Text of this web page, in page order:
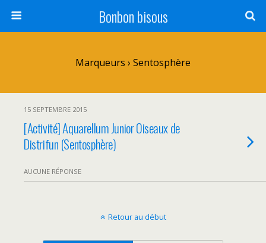
Bonbon bisous
Marqueurs › Sentosphère
15 SEPTEMBRE 2015
[Activité] Aquarellum Junior Oiseaux de
Distrifun (Sentosphère)
AUCUNE RÉPONSE
Retour au début